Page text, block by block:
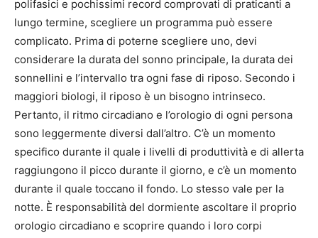
polifasici e pochissimi record comprovati di praticanti a
lungo termine, scegliere un programma può essere
complicato. Prima di poterne scegliere uno, devi
considerare la durata del sonno principale, la durata dei
sonnellini e l’intervallo tra ogni fase di riposo. Secondo i
maggiori biologi, il riposo è un bisogno intrinseco.
Pertanto, il ritmo circadiano e l’orologio di ogni persona
sono leggermente diversi dall’altro. C’è un momento
specifico durante il quale i livelli di produttività e di allerta
raggiungono il picco durante il giorno, e c’è un momento
durante il quale toccano il fondo. Lo stesso vale per la
notte. È responsabilità del dormiente ascoltare il proprio
orologio circadiano e scoprire quando i loro corpi